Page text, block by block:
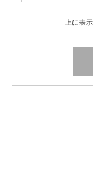
上に表